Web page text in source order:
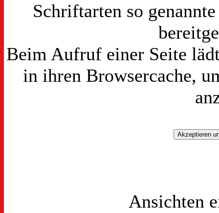
Schriftarten so
Beim Aufruf einer Seite
in ihren Browsercache,
Ansichten